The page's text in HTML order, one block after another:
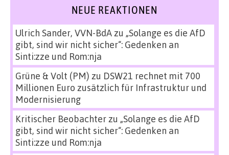
NEUE REAKTIONEN
Ulrich Sander, VVN-BdAzu „Solange es die AfD
gibt, sind wir nicht sicher“: Gedenken an
Sinti:zze und Rom:nja
Grüne & Volt (PM) zu DSW21 rechnet mit 700
Millionen Euro zusätzlich für Infrastruktur und
Modernisierung
Kritischer Beobachterzu „Solange es die AfD
gibt, sind wir nicht sicher“: Gedenken an
Sinti:zze und Rom:nja